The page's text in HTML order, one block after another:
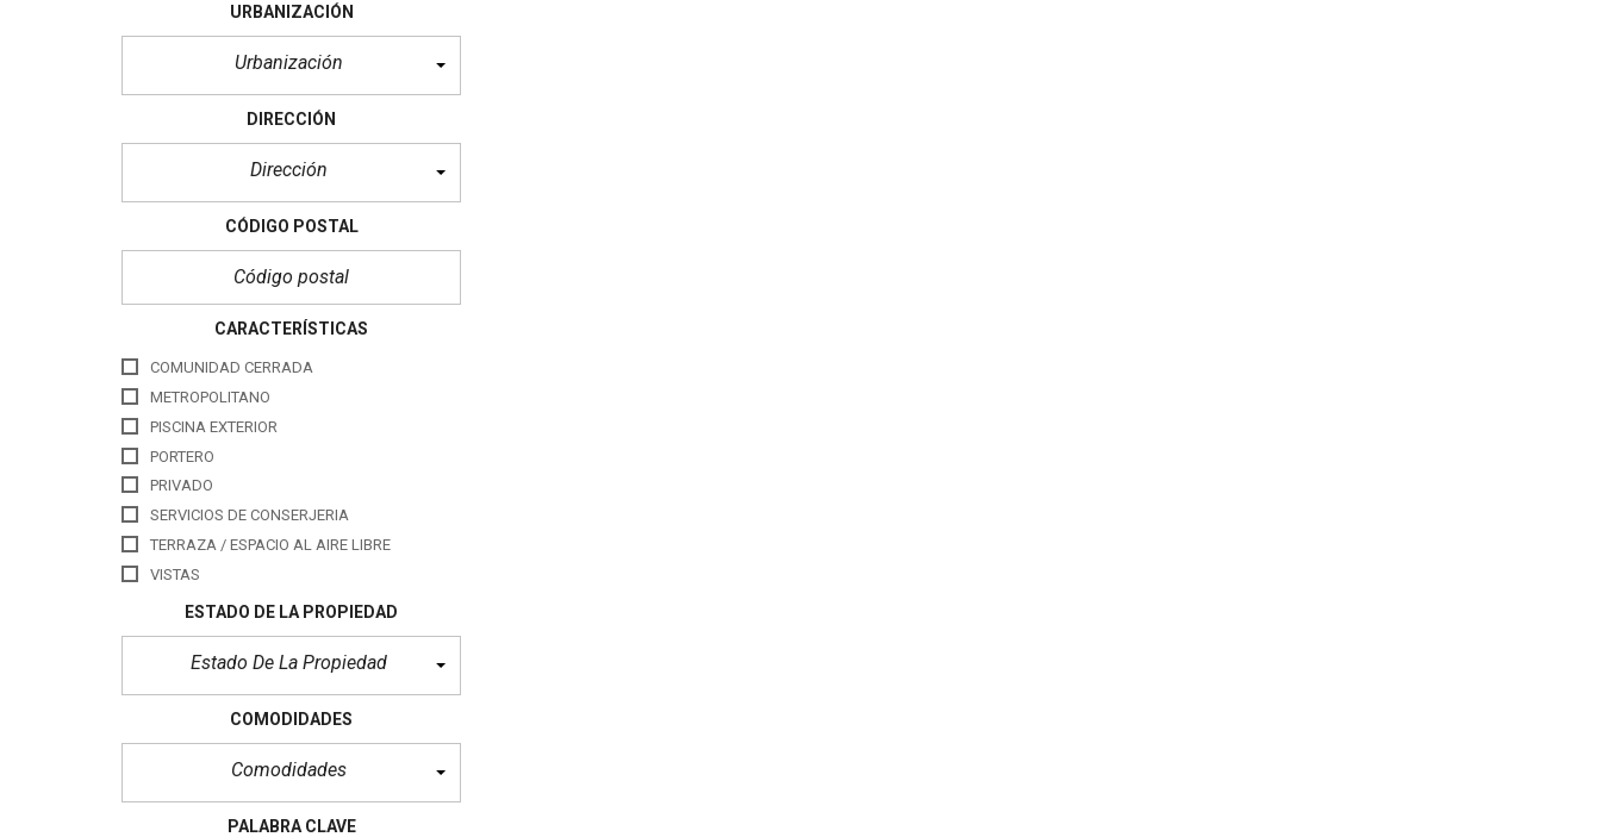
URBANIZACIÓN
Urbanización
DIRECCIÓN
Dirección
CÓDIGO POSTAL
CARACTERÍSTICAS
COMUNIDAD CERRADA
METROPOLITANO
PISCINA EXTERIOR
PORTERO
PRIVADO
SERVICIOS DE CONSERJERIA
TERRAZA / ESPACIO AL AIRE LIBRE
VISTAS
ESTADO DE LA PROPIEDAD
Estado De La Propiedad
COMODIDADES
Comodidades
PALABRA CLAVE